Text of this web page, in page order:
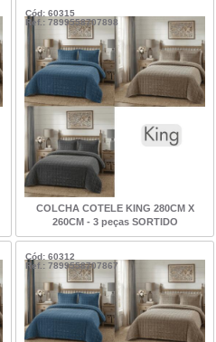
Cód: 60315
Ref.: 7899558707898
COLCHA COTELE KING 280CM X
260CM - 3 peças SORTIDO
Cód: 60312
Ref.: 7899558707867